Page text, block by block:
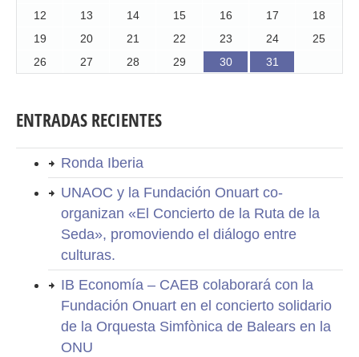
12
13 14 15 16 17
18
19
20 21 22 23 24
25
26
27 28 29 30 31
ENTRADAS RECIENTES
Ronda Iberia
UNAOC y la Fundación Onuart co-
organizan «El Concierto de la Ruta de la
Seda», promoviendo el diálogo entre
culturas.
IB Economía – CAEB colaborará con la
Fundación Onuart en el concierto solidario
de la Orquesta Simfònica de Balears en la
ONU